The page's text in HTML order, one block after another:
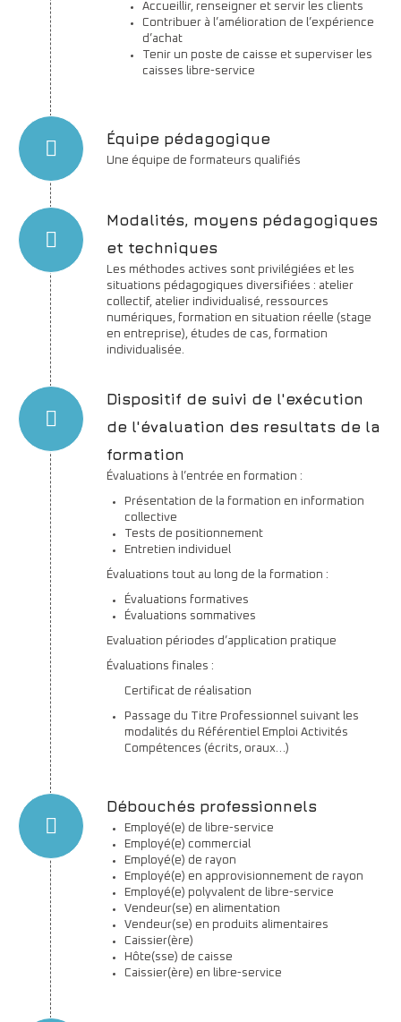
Accueillir, renseigner et servir les clients
Contribuer à l’amélioration de l’expérience
d’achat
Tenir un poste de caisse et superviser les
caisses libre-service
Équipe pédagogique
Une équipe de formateurs qualifiés
Modalités, moyens pédagogiques
et techniques
Les méthodes actives sont privilégiées et les
situations pédagogiques diversifiées : atelier
collectif, atelier individualisé, ressources
numériques, formation en situation réelle (stage
en entreprise), études de cas, formation
individualisée.
Dispositif de suivi de l'exécution
de l'évaluation des resultats de la
formation
Évaluations à l’entrée en formation :
Présentation de la formation en information
collective
Tests de positionnement
Entretien individuel
Évaluations tout au long de la formation :
Évaluations formatives
Évaluations sommatives
Evaluation périodes d’application pratique
Évaluations finales :
Certificat de réalisation
Passage du Titre Professionnel suivant les
modalités du Référentiel Emploi Activités
Compétences (écrits, oraux…)
Débouchés professionnels
Employé(e) de libre-service
Employé(e) commercial
Employé(e) de rayon
Employé(e) en approvisionnement de rayon
Employé(e) polyvalent de libre-service
Vendeur(se) en alimentation
Vendeur(se) en produits alimentaires
Caissier(ère)
Hôte(sse) de caisse
Caissier(ère) en libre-service